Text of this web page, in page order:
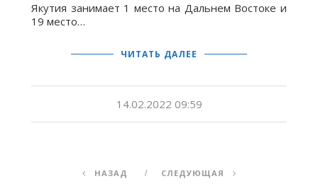
Якутия занимает 1 место на Дальнем Востоке и
19 место…
ЧИТАТЬ ДАЛЕЕ
14.02.2022 09:59
НАЗАД СЛЕДУЮЩАЯ